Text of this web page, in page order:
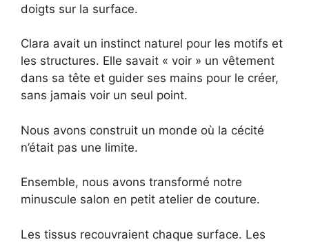
doigts sur la surface.
Clara avait un instinct naturel pour les motifs et
les structures. Elle savait « voir » un vêtement
dans sa tête et guider ses mains pour le créer,
sans jamais voir un seul point.
Nous avons construit un monde où la cécité
n’était pas une limite.
Ensemble, nous avons transformé notre
minuscule salon en petit atelier de couture.
Les tissus recouvraient chaque surface. Les